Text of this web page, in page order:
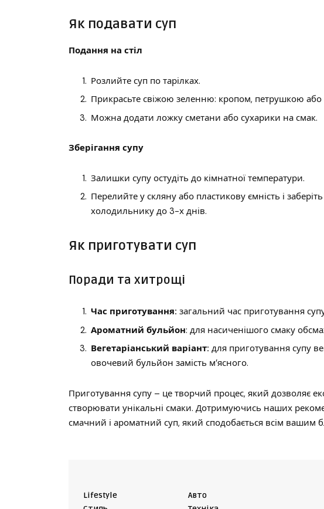
Як подавати суп
Подання на стіл
Розлийте суп по тарілках.
Прикрасьте свіжою зеленню: кропом, петрушкою
Можна додати ложку сметани або сухарики на смак.
Зберігання супу
Залишки супу остудіть до кімнатної температури.
Перелийте у скляну або пластикову ємність і
холодильнику до 3-х днів.
Як приготувати суп
Поради та хитрощі
Час приготування: загальний час приготування
Ароматний бульйон: для насиченішого смаку
Вегетаріанський варіант: для приготування супу
овочевий бульйон замість м’ясного.
Приготування супу – це творчий процес, який дозволяє
створювати унікальні смаки. Дотримуючись наших
смачний і ароматний суп, який сподобається всім вашим
Lifestyle
Авто